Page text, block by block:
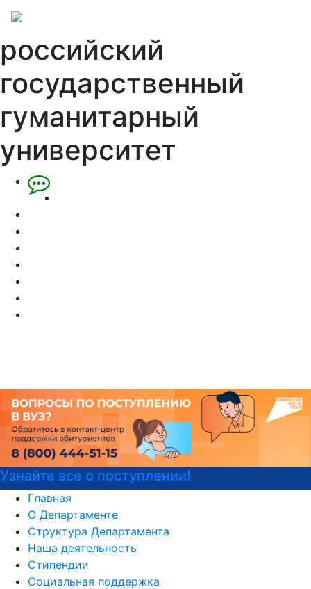
российский
государственный
гуманитарный
университет
Детали программы
Главная
О Департаменте
Структура Департамента
Наша деятельность
Стипендии
Социальная поддержка